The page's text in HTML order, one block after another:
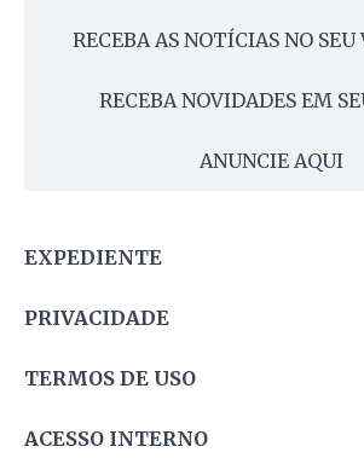
RECEBA AS NOTÍCIAS NO SEU
RECEBA NOVIDADES EM
ANUNCIE AQUI
EXPEDIENTE
PRIVACIDADE
TERMOS DE USO
ACESSO INTERNO